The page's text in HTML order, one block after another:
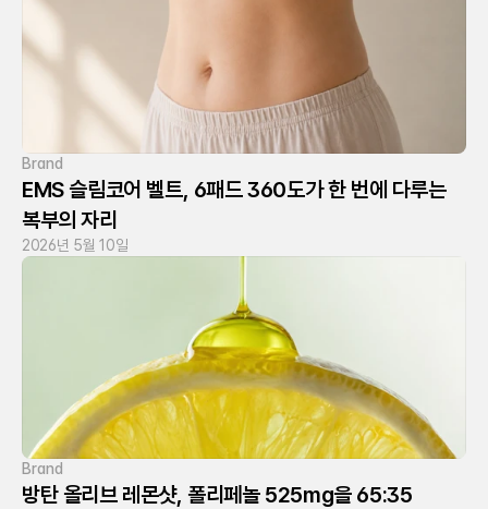
Brand
EMS 슬림코어 벨트, 6패드 360도가 한 번에 다루는
복부의 자리
2026년 5월 10일
Brand
방탄 올리브 레몬샷, 폴리페놀 525mg을 65:35